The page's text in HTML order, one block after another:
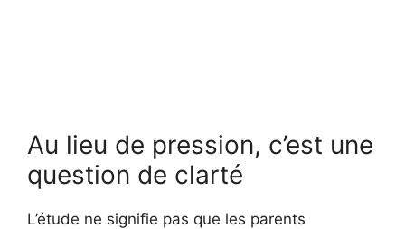
Au lieu de pression, c’est une
question de clarté
L’étude ne signifie pas que les parents